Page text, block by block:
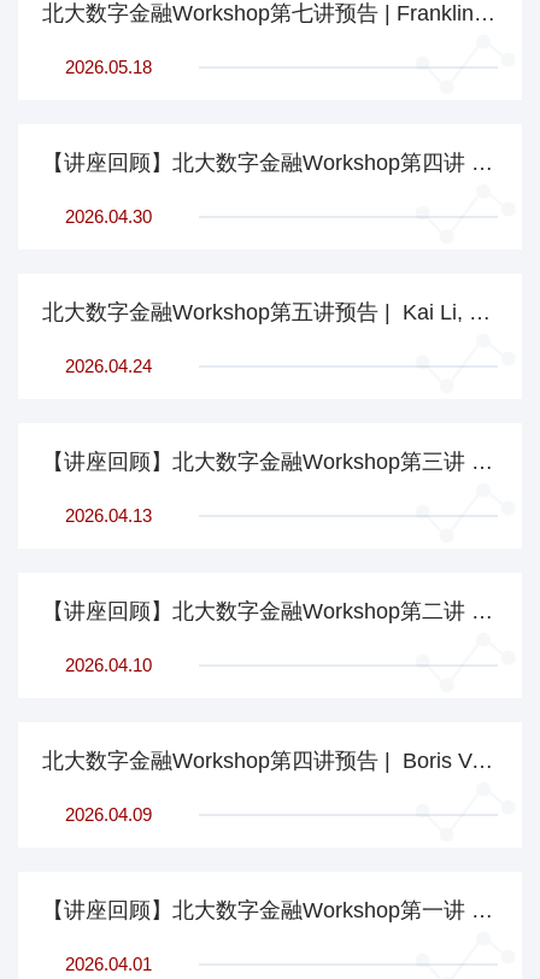
北大数字金融Workshop第七讲预告 | Franklin Allen, Imperial Business School
2026.05.18
【讲座回顾】北大数字金融Workshop第四讲 | Boris Vallée：金融科技如何助力劳动者财务健康与员工留存
2026.04.30
北大数字金融Workshop第五讲预告 | Kai Li, UBC Sauder
2026.04.24
【讲座回顾】北大数字金融Workshop第三讲 | 周德馨：现代预测市场的价格发现与交易
2026.04.13
【讲座回顾】北大数字金融Workshop第二讲 | 曹顺：研究者目标披露与大模型偏差
2026.04.10
北大数字金融Workshop第四讲预告 | Boris Vallée, INSEAD
2026.04.09
【讲座回顾】北大数字金融Workshop第一讲 | 叶茂：最优成交之谜
2026.04.01